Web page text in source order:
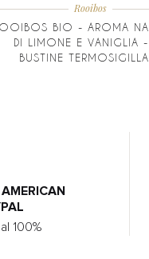
Rooibos
BIO - AROMA
DI LIMONE E VANIGLIA
BUSTINE
100%